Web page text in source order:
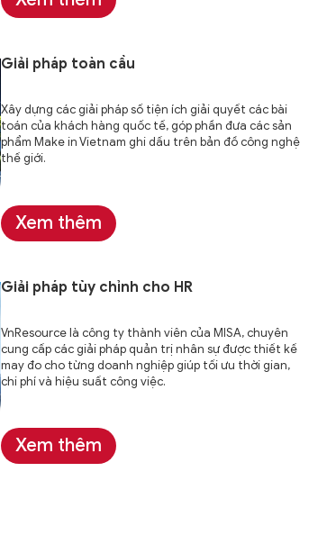
Giải pháp toàn cầu
Xây dựng các giải pháp số tiện ích giải quyết các bài
toán của khách hàng quốc tế, góp phần đưa các sản
phẩm Make in Vietnam ghi dấu trên bản đồ công nghệ
thế giới.
Xem thêm
Giải pháp tùy chỉnh cho HR
VnResource là công ty thành viên của MISA, chuyên
cung cấp các giải pháp quản trị nhân sự được thiết kế
may đo cho từng doanh nghiệp giúp tối ưu thời gian,
chi phí và hiệu suất công việc.
Xem thêm